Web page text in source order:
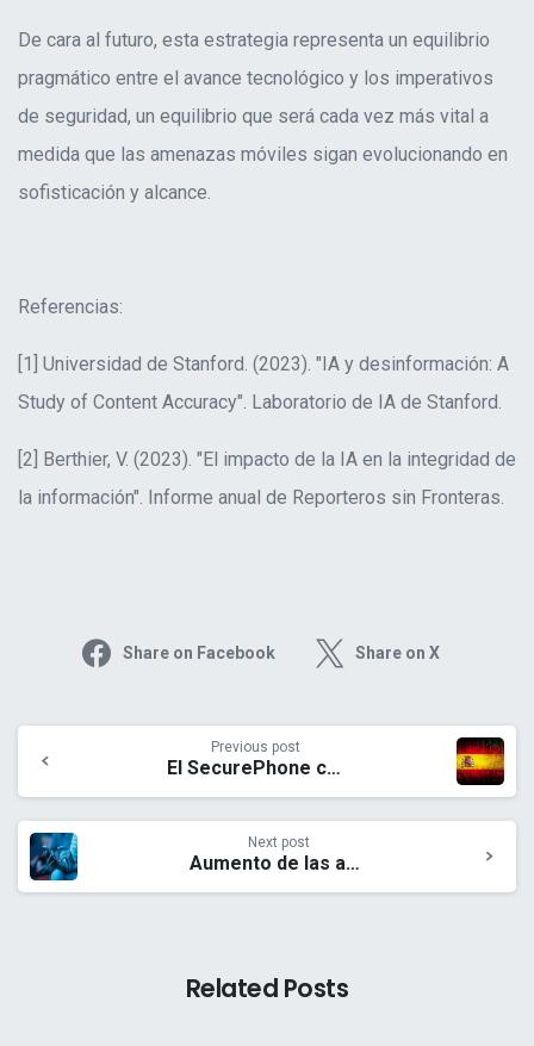
De cara al futuro, esta estrategia representa un equilibrio
pragmático entre el avance tecnológico y los imperativos
de seguridad, un equilibrio que será cada vez más vital a
medida que las amenazas móviles sigan evolucionando en
sofisticación y alcance.
Referencias:
[1] Universidad de Stanford. (2023). "IA y desinformación: A
Study of Content Accuracy". Laboratorio de IA de Stanford.
[2] Berthier, V. (2023). "El impacto de la IA en la integridad de
la información". Informe anual de Reporteros sin Fronteras.
Share on Facebook Share on X
Previous post
El SecurePhone cumple las rigurosas normas de seguridad europeas
Next post
Aumento de las amenazas globales a la seguridad de los teléfonos móviles: Un preocupante repunte de las violaciones de la privacidad digital en todo el mundo
Related Posts